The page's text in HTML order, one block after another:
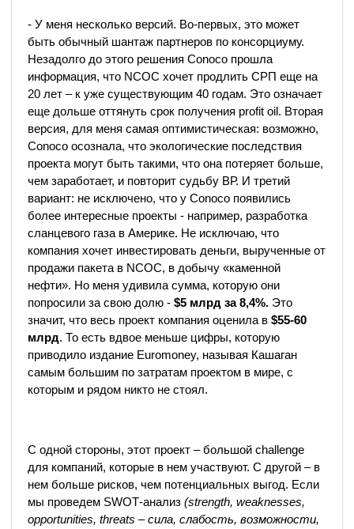
- У меня несколько версий. Во-первых, это может
быть обычный шантаж партнеров по консорциуму.
Незадолго до этого решения Conoco прошла
информация, что NCOC хочет продлить СРП еще на
20 лет – к уже существующим 40 годам. Это означает
еще дольше оттянуть срок получения profit oil. Вторая
версия, для меня самая оптимистическая: возможно,
Conoco осознала, что экологические последствия
проекта могут быть такими, что она потеряет больше,
чем заработает, и повторит судьбу ВР. И третий
вариант: не исключено, что у Conoco появились
более интересные проекты - например, разработка
сланцевого газа в Америке. Не исключаю, что
компания хочет инвестировать деньги, вырученные от
продажи пакета в NCOC, в добычу «каменной
нефти». Но меня удивила сумма, которую они
попросили за свою долю - $5 млрд за 8,4%. Это
значит, что весь проект компания оценила в $55-60
млрд. То есть вдвое меньше цифры, которую
приводило издание Euromoney, называя Кашаган
самым большим по затратам проектом в мире, с
которым и рядом никто не стоял.
С одной стороны, этот проект – большой challenge
для компаний, которые в нем участвуют. С другой – в
нем больше рисков, чем потенциальных выгод. Если
мы проведем SWOТ-анализ (strength, weaknesses,
opportunities, threats – сила, слабость, возможности,